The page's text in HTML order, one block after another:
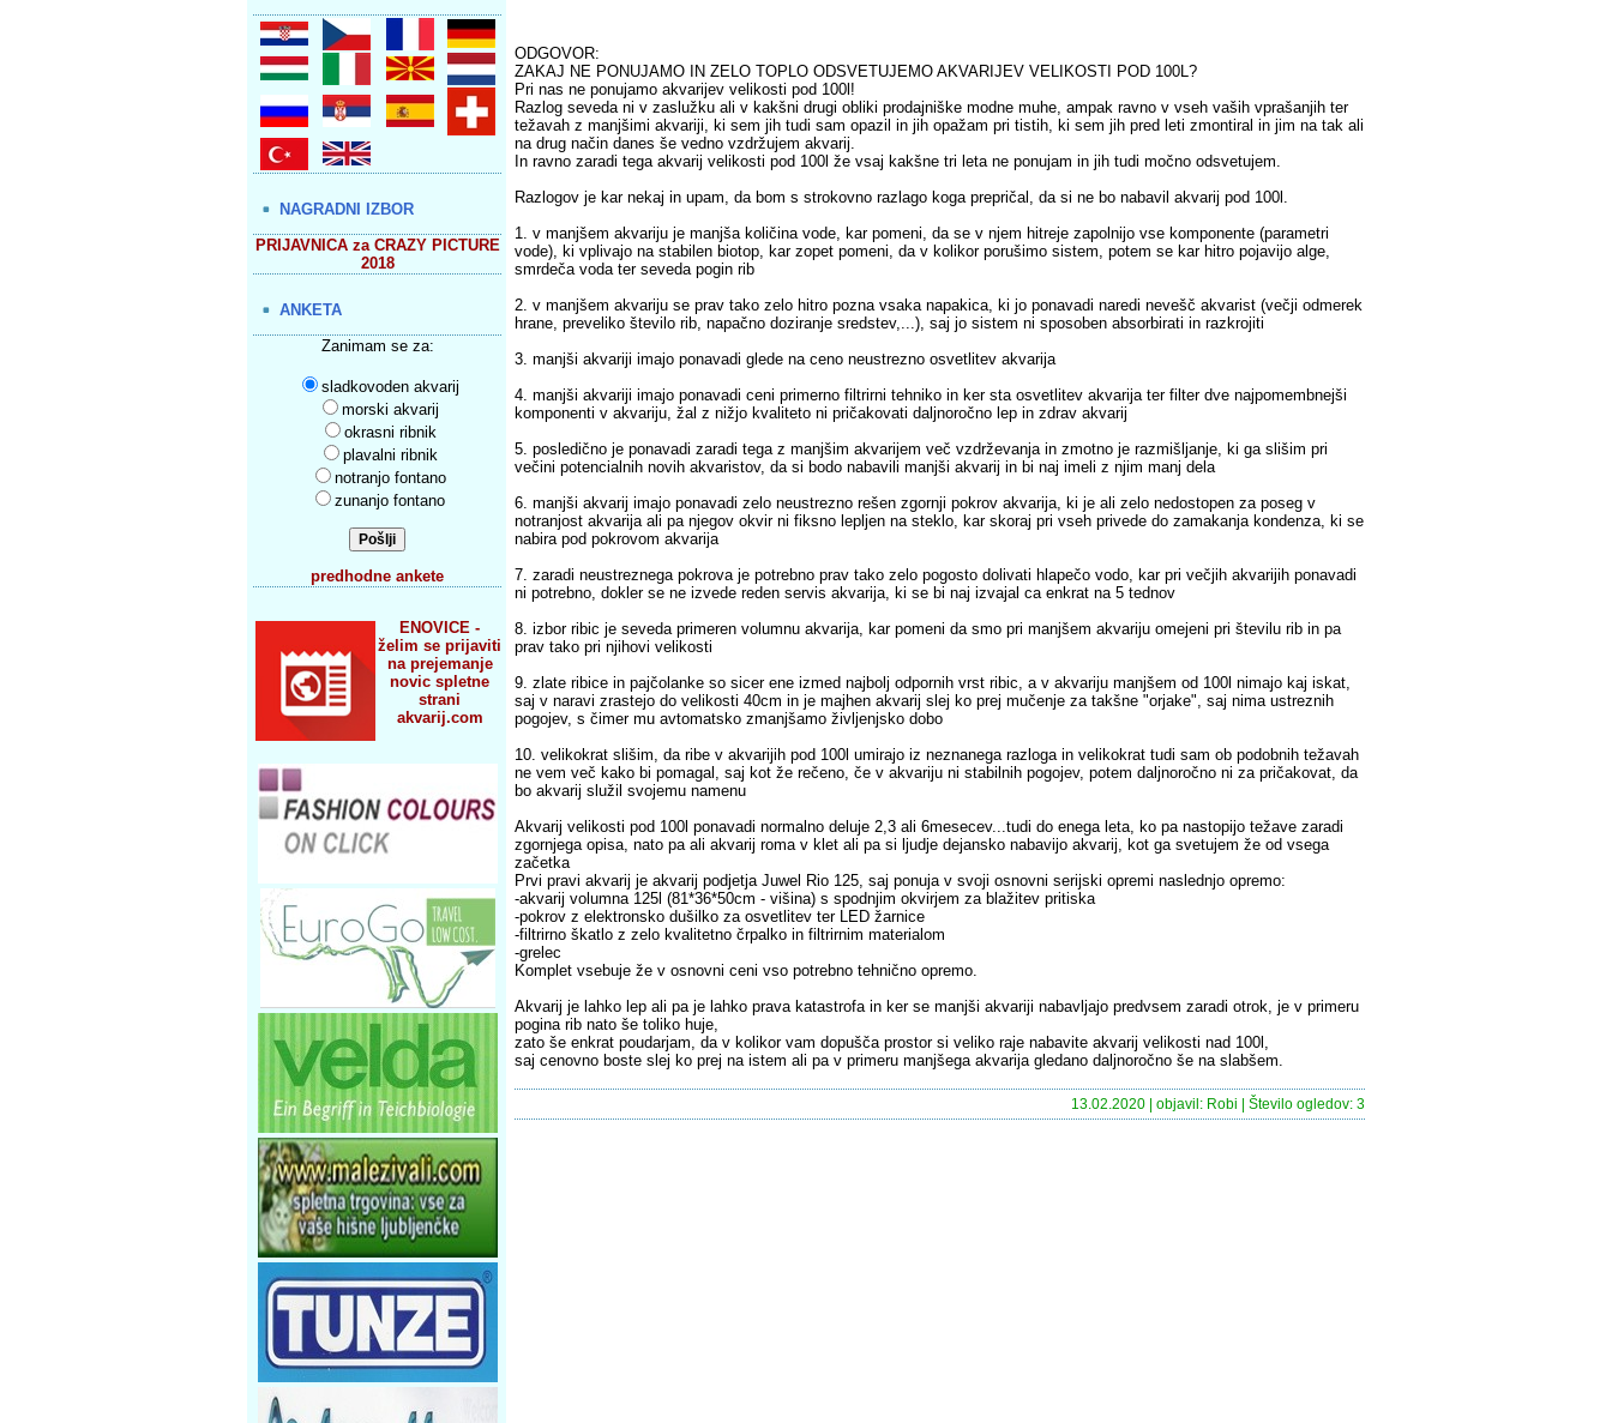
NAGRADNI IZBOR
PRIJAVNICA za CRAZY PICTURE
2018
ANKETA
Zanimam se za:
sladkovoden akvarij
morski akvarij
okrasni ribnik
plavalni ribnik
notranjo fontano
zunanjo fontano
predhodne ankete
ENOVICE -
želim se prijaviti
na prejemanje
novic spletne
strani
akvarij.com
ODGOVOR:
ZAKAJ NE PONUJAMO IN ZELO TOPLO ODSVETUJEMO AKVARIJEV VELIKOSTI POD 100L?
Pri nas ne ponujamo akvarijev velikosti pod 100l!
Razlog seveda ni v zaslužku ali v kakšni drugi obliki prodajniške modne muhe, ampak ravno v vseh vaših vprašanjih ter
težavah z manjšimi akvariji, ki sem jih tudi sam opazil in jih opažam pri tistih, ki sem jih pred leti zmontiral in jim na tak ali
na drug način danes še vedno vzdržujem akvarij.
In ravno zaradi tega akvarij velikosti pod 100l že vsaj kakšne tri leta ne ponujam in jih tudi močno odsvetujem.
Razlogov je kar nekaj in upam, da bom s strokovno razlago koga prepričal, da si ne bo nabavil akvarij pod 100l.
1. v manjšem akvariju je manjša količina vode, kar pomeni, da se v njem hitreje zapolnijo vse komponente (parametri
vode), ki vplivajo na stabilen biotop, kar zopet pomeni, da v kolikor porušimo sistem, potem se kar hitro pojavijo alge,
smrdeča voda ter seveda pogin rib
2. v manjšem akvariju se prav tako zelo hitro pozna vsaka napakica, ki jo ponavadi naredi nevešč akvarist (večji odmerek
hrane, preveliko število rib, napačno doziranje sredstev,...), saj jo sistem ni sposoben absorbirati in razkrojiti
3. manjši akvariji imajo ponavadi glede na ceno neustrezno osvetlitev akvarija
4. manjši akvariji imajo ponavadi ceni primerno filtrirni tehniko in ker sta osvetlitev akvarija ter filter dve najpomembnejši
komponenti v akvariju, žal z nižjo kvaliteto ni pričakovati daljnoročno lep in zdrav akvarij
5. posledično je ponavadi zaradi tega z manjšim akvarijem več vzdrževanja in zmotno je razmišljanje, ki ga slišim pri
večini potencialnih novih akvaristov, da si bodo nabavili manjši akvarij in bi naj imeli z njim manj dela
6. manjši akvarij imajo ponavadi zelo neustrezno rešen zgornji pokrov akvarija, ki je ali zelo nedostopen za poseg v
notranjost akvarija ali pa njegov okvir ni fiksno lepljen na steklo, kar skoraj pri vseh privede do zamakanja kondenza, ki se
nabira pod pokrovom akvarija
7. zaradi neustreznega pokrova je potrebno prav tako zelo pogosto dolivati hlapečo vodo, kar pri večjih akvarijih ponavadi
ni potrebno, dokler se ne izvede reden servis akvarija, ki se bi naj izvajal ca enkrat na 5 tednov
8. izbor ribic je seveda primeren volumnu akvarija, kar pomeni da smo pri manjšem akvariju omejeni pri številu rib in pa
prav tako pri njihovi velikosti
9. zlate ribice in pajčolanke so sicer ene izmed najbolj odpornih vrst ribic, a v akvariju manjšem od 100l nimajo kaj iskat,
saj v naravi zrastejo do velikosti 40cm in je majhen akvarij slej ko prej mučenje za takšne "orjake", saj nima ustreznih
pogojev, s čimer mu avtomatsko zmanjšamo življenjsko dobo
10. velikokrat slišim, da ribe v akvarijih pod 100l umirajo iz neznanega razloga in velikokrat tudi sam ob podobnih težavah
ne vem več kako bi pomagal, saj kot že rečeno, če v akvariju ni stabilnih pogojev, potem daljnoročno ni za pričakovat, da
bo akvarij služil svojemu namenu
Akvarij velikosti pod 100l ponavadi normalno deluje 2,3 ali 6mesecev...tudi do enega leta, ko pa nastopijo težave zaradi
zgornjega opisa, nato pa ali akvarij roma v klet ali pa si ljudje dejansko nabavijo akvarij, kot ga svetujem že od vsega
začetka
Prvi pravi akvarij je akvarij podjetja Juwel Rio 125, saj ponuja v svoji osnovni serijski opremi naslednjo opremo:
-akvarij volumna 125l (81*36*50cm - višina) s spodnjim okvirjem za blažitev pritiska
-pokrov z elektronsko dušilko za osvetlitev ter LED žarnice
-filtrirno škatlo z zelo kvalitetno črpalko in filtrirnim materialom
-grelec
Komplet vsebuje že v osnovni ceni vso potrebno tehnično opremo.
Akvarij je lahko lep ali pa je lahko prava katastrofa in ker se manjši akvariji nabavljajo predvsem zaradi otrok, je v primeru
pogina rib nato še toliko huje,
zato še enkrat poudarjam, da v kolikor vam dopušča prostor si veliko raje nabavite akvarij velikosti nad 100l,
saj cenovno boste slej ko prej na istem ali pa v primeru manjšega akvarija gledano daljnoročno še na slabšem.
13.02.2020 | objavil: Robi | Število ogledov: 3